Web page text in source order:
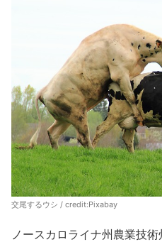
交尾するウシ / credit:Pixabay
ノースカロライナ州農業技術